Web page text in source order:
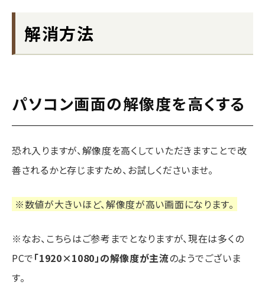
解消方法
パソコン画面の解像度を高くする
恐れ入りますが、解像度を高くしていただきますことで改
善されるかと存じますため、お試しくださいませ。
※数値が大きいほど、解像度が高い画面になります。
※なお、こちらはご参考までとなりますが、現在は多くの
PCで「1920×1080」の解像度が主流のようでございま
す。